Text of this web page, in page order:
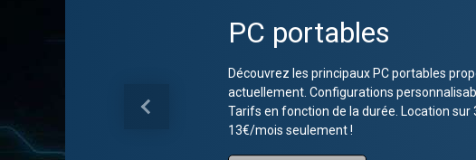
PC portables
Découvrez les principaux PC portables
actuellement. Configurations
Tarifs en fonction de la durée. Location sur
13€/mois seulement !
Previous